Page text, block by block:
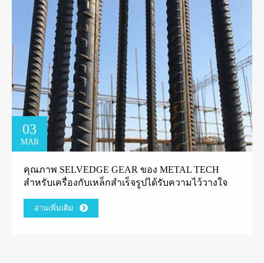
03
MAR
คุณภาพ SELVEDGE GEAR ของ METAL TECH
สำหรับเครื่องกับเหล็กสำเร็จรูปได้รับความไว้วางใจ
อ่านเพิ่มเติม